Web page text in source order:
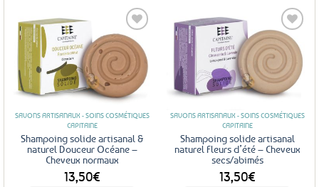
aux
favoris
SAVONS ARTISANAUX - SOINS COSMÉTIQUES
CAPITAINE
Shampoing solide artisanal &
naturel Douceur Océane –
Cheveux normaux
13,50€
Ajouter
aux
favoris
SAVONS ARTISANAUX - SOINS COSMÉTIQUES
CAPITAINE
Shampoing solide artisanal
naturel Fleurs d’été – Cheveux
secs/abimés
13,50€